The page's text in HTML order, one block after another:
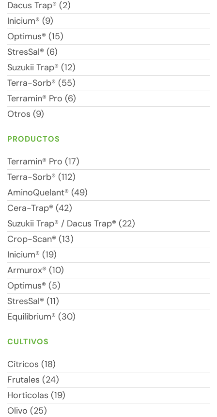
Dacus Trap® (2)
Inicium® (9)
Optimus® (15)
StresSal® (6)
Suzukii Trap® (12)
Terra-Sorb® (55)
Terramin® Pro (6)
Otros (9)
PRODUCTOS
Terramin® Pro (17)
Terra-Sorb® (112)
AminoQuelant® (49)
Cera-Trap® (42)
Suzukii Trap® / Dacus Trap® (22)
Crop-Scan® (13)
Inicium® (19)
Armurox® (10)
Optimus® (5)
StresSal® (11)
Equilibrium® (30)
CULTIVOS
Cítricos (18)
Frutales (24)
Hortícolas (19)
Olivo (25)